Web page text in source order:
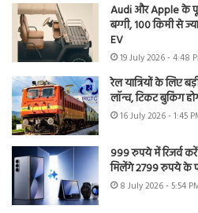
Audi और Apple के
बग्गी, 100 किमी से
EV
19 July 2026 - 4:48
रेल यात्रियों के लिए
लॉन्च, टिकट बुकिंग
16 July 2026 - 1:45
999 रुपये में रिजर्व
मिलेंगे 2799 रुपये के
8 July 2026 - 5:54